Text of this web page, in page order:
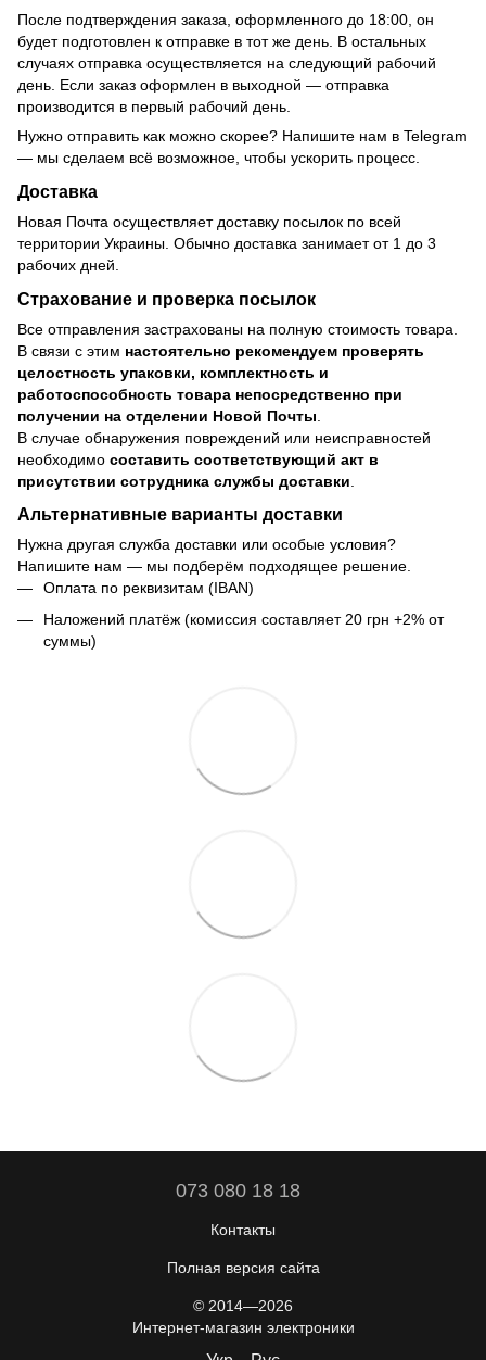
После подтверждения заказа, оформленного до 18:00, он
будет подготовлен к отправке в тот же день. В остальных
случаях отправка осуществляется на следующий рабочий
день. Если заказ оформлен в выходной — отправка
производится в первый рабочий день.
Нужно отправить как можно скорее? Напишите нам в Telegram
— мы сделаем всё возможное, чтобы ускорить процесс.
Доставка
Новая Почта осуществляет доставку посылок по всей
территории Украины. Обычно доставка занимает от 1 до 3
рабочих дней.
Страхование и проверка посылок
Все отправления застрахованы на полную стоимость товара.
В связи с этим настоятельно рекомендуем проверять
целостность упаковки, комплектность и
работоспособность товара непосредственно при
получении на отделении Новой Почты
В случае обнаружения повреждений или неисправностей
необходимо составить соответствующий акт в
присутствии сотрудника службы доставки
Альтернативные варианты доставки
Нужна другая служба доставки или особые условия?
Напишите нам — мы подберём подходящее решение.
Оплата по реквизитам (IBAN)
Наложений платёж (комиссия составляет 20 грн +2% от
суммы)
073 080 18 18
Контакты
Полная версия сайта
© 2014—2026
Интернет-магазин электроники